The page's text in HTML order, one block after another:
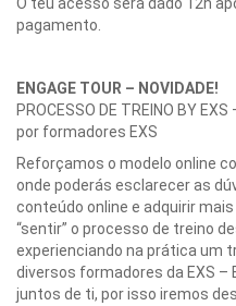
pagamento.
ENGAGE TOUR – NOVIDADE!
PROCESSO DE TREINO BY
por formadores EXS
Reforçamos o modelo online
onde poderás esclarecer as
conteúdo online e adquirir
“sentir” o processo de treino
experienciando na prática um
diversos formadores da EXS –
juntos de ti, por isso iremos